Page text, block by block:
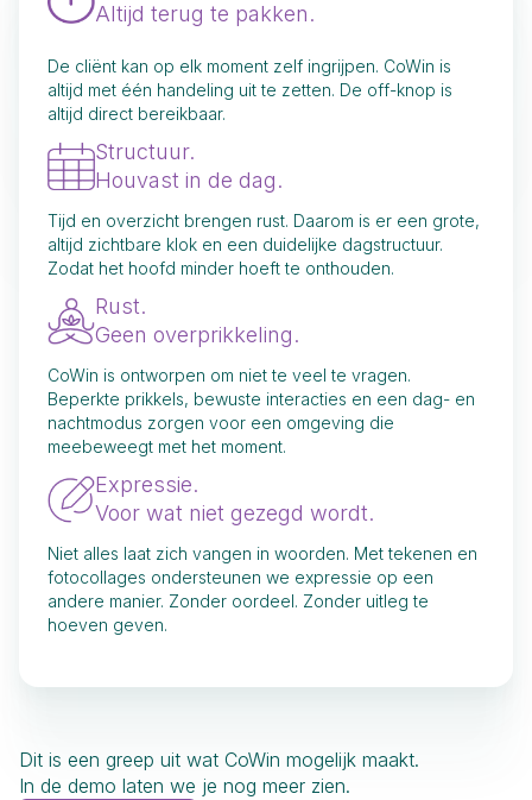
Altijd terug te pakken.
De cliënt kan op elk moment zelf ingrijpen. CoWin is
altijd met één handeling uit te zetten. De off-knop is
altijd direct bereikbaar.
Structuur.
Houvast in de dag.
Tijd en overzicht brengen rust. Daarom is er een grote,
altijd zichtbare klok en een duidelijke dagstructuur.
Zodat het hoofd minder hoeft te onthouden.
Rust.
Geen overprikkeling.
CoWin is ontworpen om niet te veel te vragen.
Beperkte prikkels, bewuste interacties en een dag- en
nachtmodus zorgen voor een omgeving die
meebeweegt met het moment.
Expressie.
Voor wat niet gezegd wordt.
Niet alles laat zich vangen in woorden. Met tekenen en
fotocollages ondersteunen we expressie op een
andere manier. Zonder oordeel. Zonder uitleg te
hoeven geven.
Dit is een greep uit wat CoWin mogelijk maakt.
In de demo laten we je nog meer zien.